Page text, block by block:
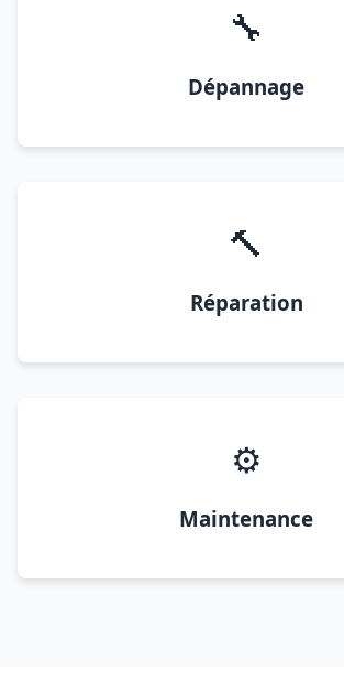
🔧
Dépannage
🔨
Réparation
⚙️
Maintenance